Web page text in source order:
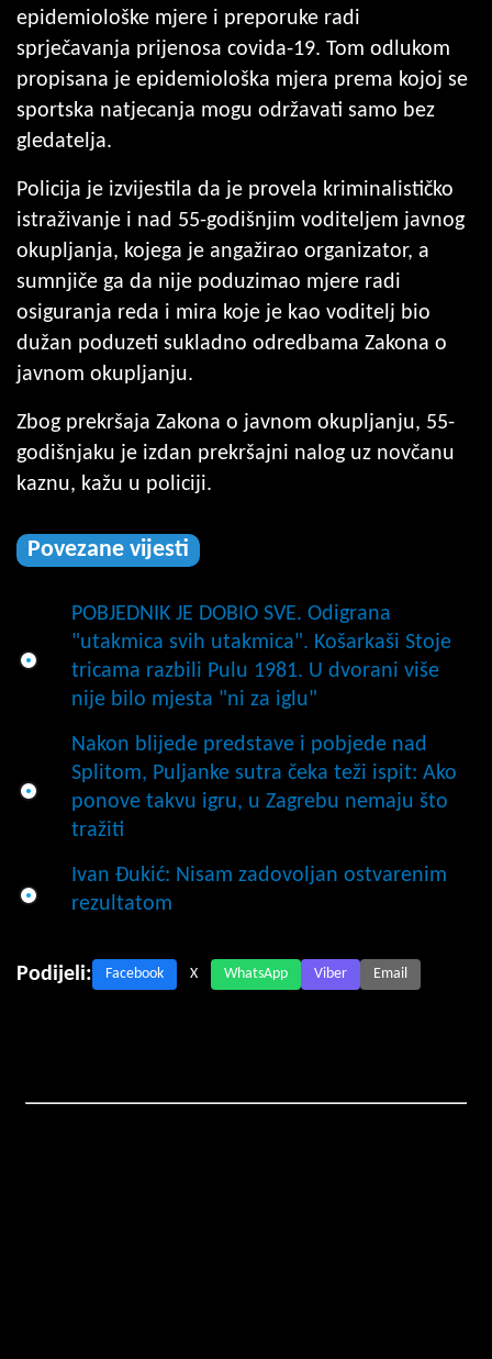
epidemiološke mjere i preporuke radi
sprječavanja prijenosa covida-19. Tom odlukom
propisana je epidemiološka mjera prema kojoj se
sportska natjecanja mogu održavati samo bez
gledatelja.
Policija je izvijestila da je provela kriminalističko
istraživanje i nad 55-godišnjim voditeljem javnog
okupljanja, kojega je angažirao organizator, a
sumnjiče ga da nije poduzimao mjere radi
osiguranja reda i mira koje je kao voditelj bio
dužan poduzeti sukladno odredbama Zakona o
javnom okupljanju.
Zbog prekršaja Zakona o javnom okupljanju, 55-
godišnjaku je izdan prekršajni nalog uz novčanu
kaznu, kažu u policiji.
Povezane vijesti
POBJEDNIK JE DOBIO SVE. Odigrana
"utakmica svih utakmica". Košarkaši Stoje
tricama razbili Pulu 1981. U dvorani više
nije bilo mjesta "ni za iglu"
Nakon blijede predstave i pobjede nad
Splitom, Puljanke sutra čeka teži ispit: Ako
ponove takvu igru, u Zagrebu nemaju što
tražiti
Ivan Đukić: Nisam zadovoljan ostvarenim
rezultatom
Podijeli: Facebook X WhatsApp Viber Email